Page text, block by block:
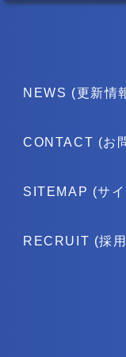
NEWS (更新情
CONTACT (お
SITEMAP (サ
RECRUIT (採